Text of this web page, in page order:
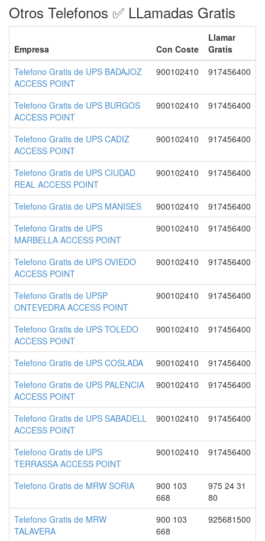
Otros Telefonos ✅ LLamadas Gratis
Empresa Con Coste
Llamar
Gratis
Telefono Gratis de UPS BADAJOZ
ACCESS POINT
900102410 917456400
Telefono Gratis de UPS BURGOS
ACCESS POINT
900102410 917456400
Telefono Gratis de UPS CADIZ
ACCESS POINT
900102410 917456400
Telefono Gratis de UPS CIUDAD
REAL ACCESS POINT
900102410 917456400
Telefono Gratis de UPS MANISES 900102410
917456400
Telefono Gratis de UPS
MARBELLA ACCESS POINT
900102410 917456400
Telefono Gratis de UPS OVIEDO
ACCESS POINT
900102410 917456400
Telefono Gratis de UPSP
ONTEVEDRA ACCESS POINT
900102410 917456400
Telefono Gratis de UPS TOLEDO
ACCESS POINT
900102410 917456400
Telefono Gratis de UPS COSLADA 900102410
917456400
Telefono Gratis de UPS PALENCIA
ACCESS POINT
900102410 917456400
Telefono Gratis de UPS SABADELL
ACCESS POINT
900102410 917456400
Telefono Gratis de UPS
TERRASSA ACCESS POINT
900102410 917456400
Telefono Gratis de MRW SORIA
900 103
668
975 24 31
80
Telefono Gratis de MRW
TALAVERA
900 103
668
925681500